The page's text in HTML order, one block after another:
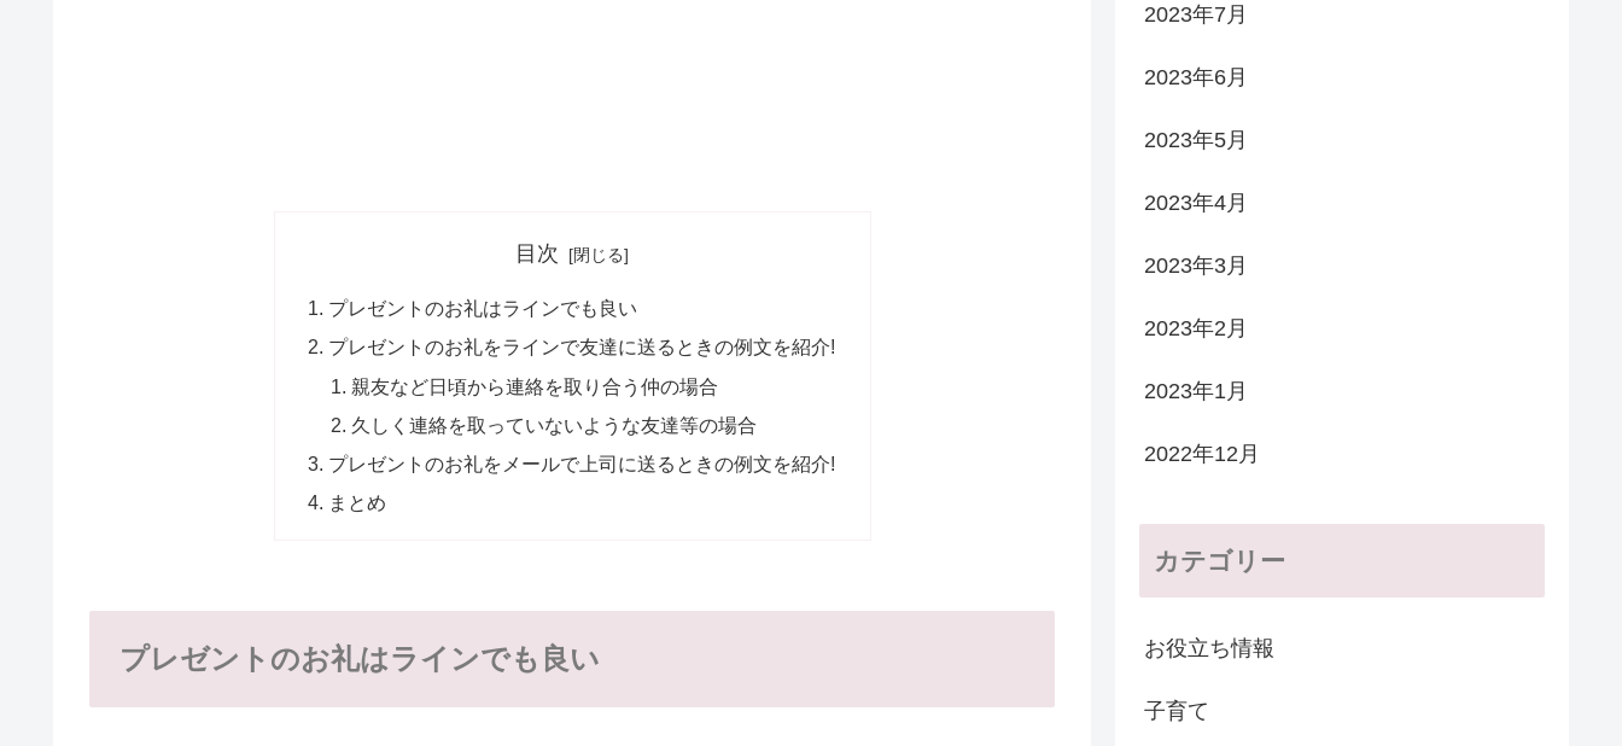
目次
プレゼントのお礼はラインでも良い
プレゼントのお礼をラインで友達に送るときの例文を紹介!
親友など日頃から連絡を取り合う仲の場合
久しく連絡を取っていないような友達等の場合
プレゼントのお礼をメールで上司に送るときの例文を紹介!
まとめ
プレゼントのお礼はラインでも良い
2023年7月
2023年6月
2023年5月
2023年4月
2023年3月
2023年2月
2023年1月
2022年12月
カテゴリー
お役立ち情報
子育て